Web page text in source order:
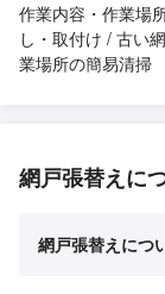
作業内容・作業場
し・取付け / 古い
業場所の簡易清掃
網戸張替えに
網戸張替えにつ